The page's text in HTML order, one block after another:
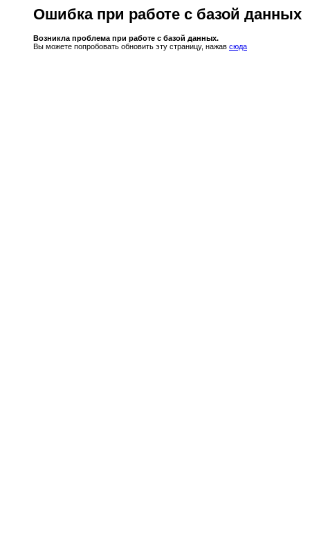
Ошибка при работе с базой данных
Возникла проблема при работе с базой данных.
Вы можете попробовать обновить эту страницу, нажав сюда